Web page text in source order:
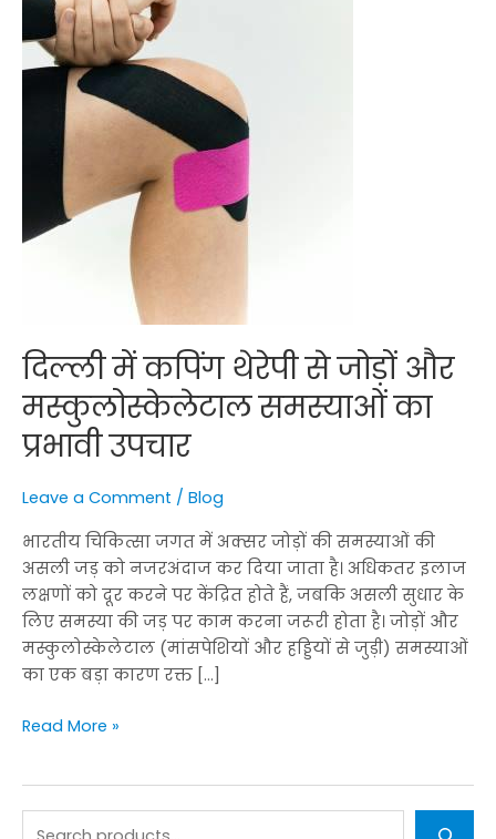
दिल्ली में कपिंग थेरेपी से जोड़ों और
मस्कुलोस्केलेटाल समस्याओं का
प्रभावी उपचार
Leave a Comment / Blog
भारतीय चिकित्सा जगत में अक्सर जोड़ों की समस्याओं की
असली जड़ को नजरअंदाज कर दिया जाता है। अधिकतर इलाज
लक्षणों को दूर करने पर केंद्रित होते हैं, जबकि असली सुधार के
लिए समस्या की जड़ पर काम करना जरूरी होता है। जोड़ों और
मस्कुलोस्केलेटाल (मांसपेशियों और हड्डियों से जुड़ी) समस्याओं
का एक बड़ा कारण रक्त […]
मस्कुलोस्केलेटाल
समस्याओं
प्रभावी
उपचार
Read More »